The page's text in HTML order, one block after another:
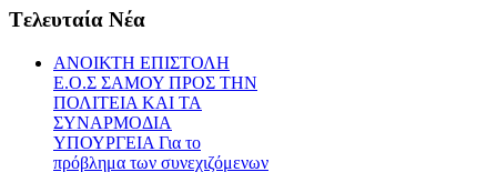
Tελευταία Nέα
ΑΝΟΙΚΤΗ ΕΠΙΣΤΟΛΗ
Ε.Ο.Σ ΣΑΜΟΥ ΠΡΟΣ ΤΗΝ
ΠΟΛΙΤΕΙΑ ΚΑΙ ΤΑ
ΣΥΝΑΡΜΟΔΙΑ
ΥΠΟΥΡΓΕΙΑ Για το
πρόβλημα των συνεχιζόμενων